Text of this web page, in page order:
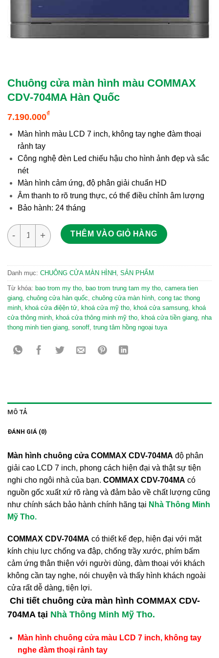
Chuông cửa màn hình màu COMMAX
CDV-704MA Hàn Quốc
7.190.000₫
Màn hình màu LCD 7 inch, không tay nghe đàm thoại
rảnh tay
Công nghệ đèn Led chiếu hậu cho hình ảnh đẹp và sắc
nét
Màn hình cảm ứng, độ phân giải chuẩn HD
Âm thanh to rõ trung thực, có thể điều chỉnh âm lượng
Bảo hành: 24 tháng
Chuông cửa màn hình màu COMMAX CDV-704MA Hàn Quốc
THÊM VÀO GIỎ HÀNG
Danh mục: CHUÔNG CỬA MÀN HÌNH SẢN PHẨM
Từ khóa: bao trom my tho bao trom trung tam my tho camera tien
giang chuông cửa hàn quốc chuông cửa màn hình cong tac thong
minh khoá cửa điệện tử khoá cửa mỹ tho khoá cửa samsung khoá
cửa thông minh khoá cửa thông minh mỹ tho khoá cửa tiền giang nha
thong minh tien giang sonoff trung tâm hồng ngoại tuya
MÔ TẢ
ĐÁNH GIÁ (0)
Màn hình chuông cửa COMMAX CDV-704MA độ phân
giải cao LCD 7 inch, phong cách hiện đại và thật sự tiện
nghi cho ngôi nhà của bạn. COMMAX CDV-704MA có
nguồn gốc xuất xứ rõ ràng và đảm bảo về chất lượng cũng
như chính sách bảo hành chính hãng tại Nhà Thông Minh
Mỹ Tho.
COMMAX CDV-704MA có thiết kế đẹp, hiện đại với mặt
kính chịu lực chống va đập, chống trầy xước, phím bấm
cảm ứng thân thiện với người dùng, đàm thoại với khách
không cần tay nghe, nói chuyện và thấy hình khách ngoài
cửa rất dễ dàng, tiện lợi.
Chi tiết chuông cửa màn hình COMMAX CDV-
704MA tại Nhà Thông Minh Mỹ Tho.
Màn hình chuông cửa màu LCD 7 inch, không tay
nghe đàm thoại rảnh tay